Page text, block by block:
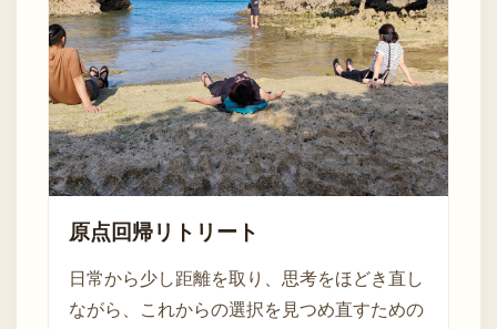
原点回帰リトリート
日常から少し距離を取り、思考をほどき直し
ながら、これからの選択を見つめ直すための